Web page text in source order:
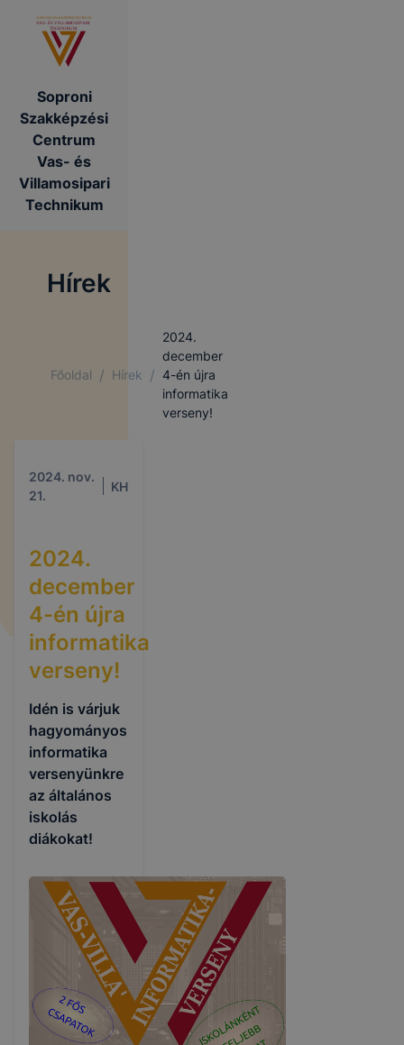
Soproni
Szakképzési
Centrum
Vas- és
Villamosipari
Technikum
Hírek
Főoldal / Hírek /
2024.
december
4-én újra
informatika
verseny!
2024. nov.
21.
KH
2024.
december
4-én újra
informatika
verseny!
Idén is várjuk
hagyományos
informatika
versenyünkre
az általános
iskolás
diákokat!